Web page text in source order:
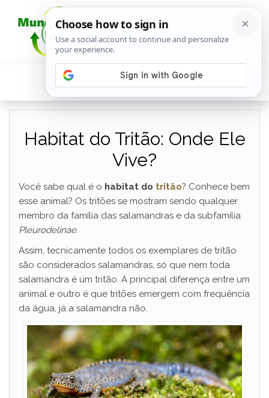
Habitat do Tritão: Onde Ele
Vive?
Você sabe qual é o habitat do tritão? Conhece bem
esse animal? Os tritões se mostram sendo qualquer
membro da família das salamandras e da subfamília
Pleurodelinae.
Assim, tecnicamente todos os exemplares de tritão
são considerados salamandras, só que nem toda
salamandra é um tritão. A principal diferença entre um
animal e outro é que tritões emergem com frequência
da água, já a salamandra não.